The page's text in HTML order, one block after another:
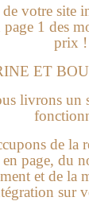
votre site
page 1 des
prix !
ET
livrons un
de la
en page, du
et de la
sur